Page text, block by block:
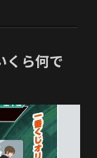
くら何で